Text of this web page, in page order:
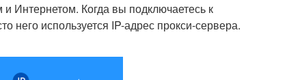
Интернетом. Когда вы подключаетесь к
него используется IP-адрес прокси-сервера.